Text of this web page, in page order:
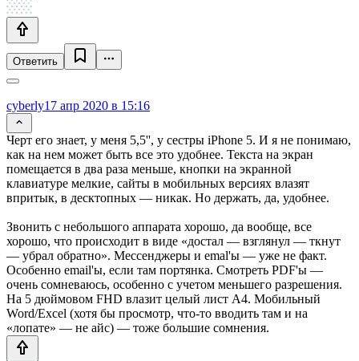
Ответить
cyberly17 апр 2020 в 15:16
Черт его знает, у меня 5,5'', у сестры iPhone 5. И я не понимаю,
как на нем может быть все это удобнее. Текста на экран
помещается в два раза меньше, кнопки на экранной
клавиатуре мелкие, сайты в мобильных версиях влазят
впритык, в десктопных — никак. Но держать, да, удобнее.
Звонить с небольшого аппарата хорошо, да вообще, все
хорошо, что происходит в виде «достал — взглянул — ткнут
— убрал обратно». Мессенджеры и emal'ы — уже не факт.
Особенно email'ы, если там портянка. Смотреть PDF'ы —
очень сомневаюсь, особенно с учетом меньшего разрешения.
На 5 дюймовом FHD влазит целый лист A4. Мобильный
Word/Excel (хотя бы просмотр, что-то вводить там и на
«лопате» — не айс) — тоже большие сомнения.